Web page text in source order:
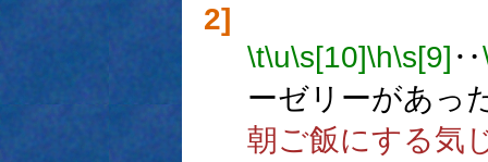
2]
\t\u\s[10]\h\s[9] ‥
ーゼリーがあっ
朝ご飯にする気